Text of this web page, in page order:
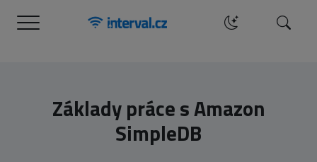
Menu Hledat
Základy práce s Amazon
SimpleDB